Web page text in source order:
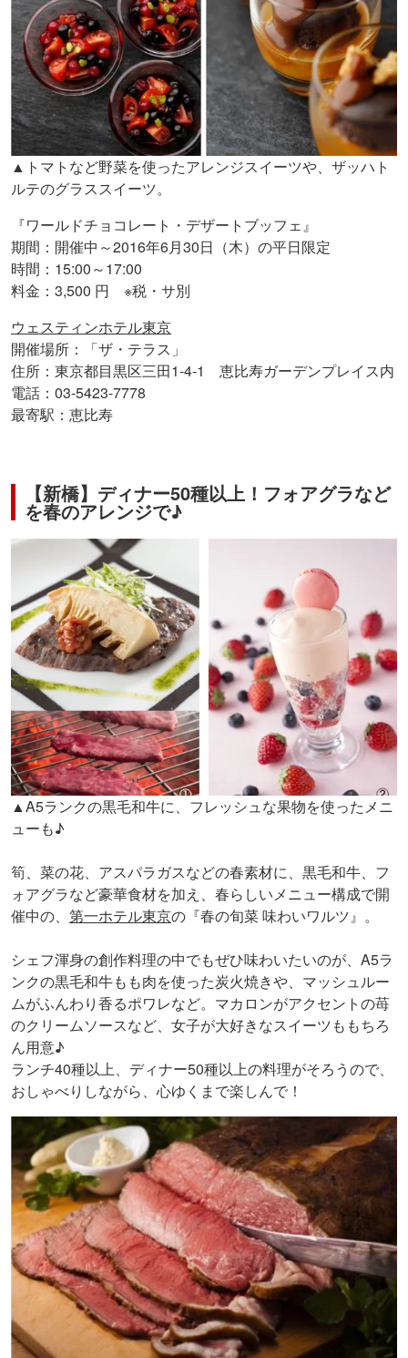
▲トマトなど野菜を使ったアレンジスイーツや、ザッハト
ルテのグラススイーツ。
『ワールドチョコレート・デザートブッフェ』
期間：開催中～2016年6月30日（木）の平日限定
時間：15:00～17:00
料金：3,500 円 ※税・サ別
ウェスティンホテル東京
開催場所：「ザ・テラス」
住所：東京都目黒区三田1-4-1 恵比寿ガーデンプレイス内
電話：03-5423-7778
最寄駅：恵比寿
【新橋】ディナー50種以上！フォアグラなど
を春のアレンジで♪
▲A5ランクの黒毛和牛に、フレッシュな果物を使ったメニ
ューも♪
筍、菜の花、アスパラガスなどの春素材に、黒毛和牛、フ
ォアグラなど豪華食材を加え、春らしいメニュー構成で開
催中の、 第一ホテル東京の『春の旬菜 味わいワルツ』。
シェフ渾身の創作料理の中でもぜひ味わいたいのが、A5ラ
ンクの黒毛和牛もも肉を使った炭火焼きや、マッシュルー
ムがふんわり香るポワレなど。マカロンがアクセントの苺
のクリームソースなど、女子が大好きなスイーツももちろ
ん用意♪
ランチ40種以上、ディナー50種以上の料理がそろうので、
おしゃべりしながら、心ゆくまで楽しんで！